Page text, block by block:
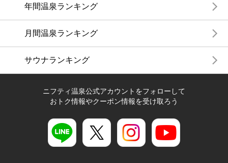
年間温泉ランキング
月間温泉ランキング
サウナランキング
ニフティ温泉公式アカウントをフォローして
おトク情報やクーポン情報を受け取ろう